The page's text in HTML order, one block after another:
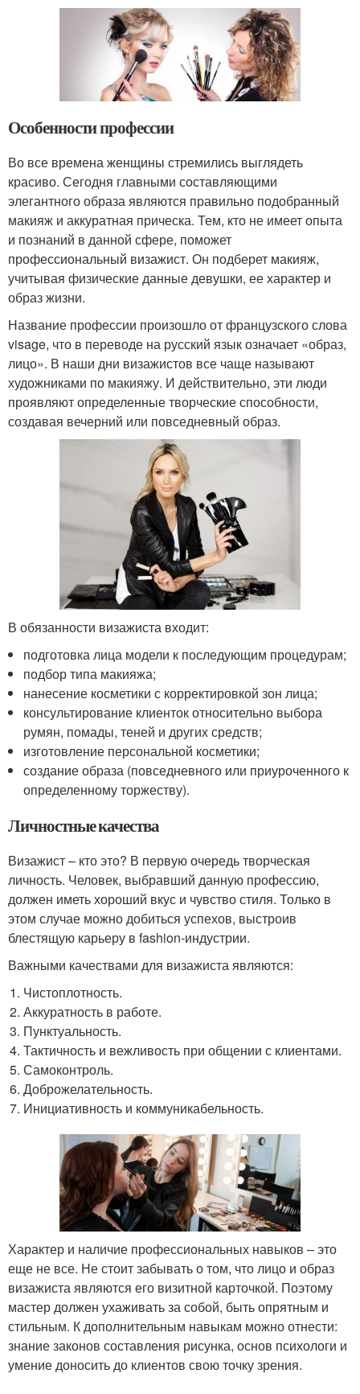
Особенности профессии
Во все времена женщины стремились выглядеть
красиво. Сегодня главными составляющими
элегантного образа являются правильно подобранный
макияж и аккуратная прическа. Тем, кто не имеет опыта
и познаний в данной сфере, поможет
профессиональный визажист. Он подберет макияж,
учитывая физические данные девушки, ее характер и
образ жизни.
Название профессии произошло от французского слова
visage, что в переводе на русский язык означает «образ,
лицо». В наши дни визажистов все чаще называют
художниками по макияжу. И действительно, эти люди
проявляют определенные творческие способности,
создавая вечерний или повседневный образ.
В обязанности визажиста входит:
подготовка лица модели к последующим процедурам;
подбор типа макияжа;
нанесение косметики с корректировкой зон лица;
консультирование клиенток относительно выбора
румян, помады, теней и других средств;
изготовление персональной косметики;
создание образа (повседневного или приуроченного к
определенному торжеству).
Личностные качества
Визажист – кто это? В первую очередь творческая
личность. Человек, выбравший данную профессию,
должен иметь хороший вкус и чувство стиля. Только в
этом случае можно добиться успехов, выстроив
блестящую карьеру в fashion-индустрии.
Важными качествами для визажиста являются:
Чистоплотность.
Аккуратность в работе.
Пунктуальность.
Тактичность и вежливость при общении с клиентами.
Самоконтроль.
Доброжелательность.
Инициативность и коммуникабельность.
Характер и наличие профессиональных навыков – это
еще не все. Не стоит забывать о том, что лицо и образ
визажиста являются его визитной карточкой. Поэтому
мастер должен ухаживать за собой, быть опрятным и
стильным. К дополнительным навыкам можно отнести:
знание законов составления рисунка, основ психологи и
умение доносить до клиентов свою точку зрения.